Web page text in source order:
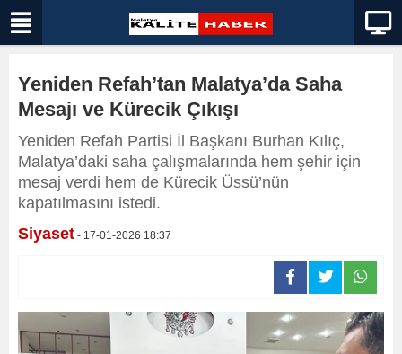
Yeniden Refah’tan Malatya’da Saha
Mesajı ve Kürecik Çıkışı
Yeniden Refah Partisi İl Başkanı Burhan Kılıç,
Malatya’daki saha çalışmalarında hem şehir için
mesaj verdi hem de Kürecik Üssü’nün
kapatılmasını istedi.
Siyaset - 17-01-2026 18:37